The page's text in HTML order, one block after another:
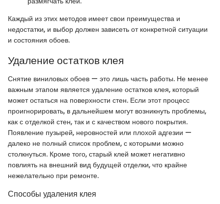
Каждый из этих методов имеет свои преимущества и
недостатки, и выбор должен зависеть от конкретной ситуации
и состояния обоев.
Удаление остатков клея
Снятие виниловых обоев — это лишь часть работы. Не менее
важным этапом является удаление остатков клея, который
может остаться на поверхности стен. Если этот процесс
проигнорировать, в дальнейшем могут возникнуть проблемы,
как с отделкой стен, так и с качеством нового покрытия.
Появление пузырей, неровностей или плохой адгезии —
далеко не полный список проблем, с которыми можно
столкнуться. Кроме того, старый клей может негативно
повлиять на внешний вид будущей отделки, что крайне
нежелательно при ремонте.
Способы удаления клея